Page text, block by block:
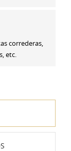
correderas,
etc.